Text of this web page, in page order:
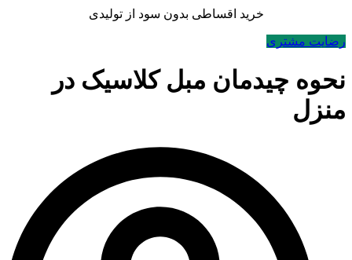
خرید اقساطی بدون سود از تولیدی
رضایت مشتری
نحوه چیدمان مبل کلاسیک در
منزل